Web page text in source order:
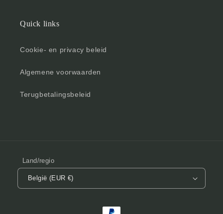
Quick links
Cookie- en privacy beleid
Algemene voorwaarden
Terugbetalingsbeleid
Land/regio
België (EUR €)
Betaalmethoden